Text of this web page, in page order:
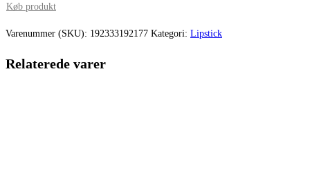
var:
er:
Køb produkt
Varenummer (SKU): 192333192177 Kategori: Lipstick
Relaterede varer